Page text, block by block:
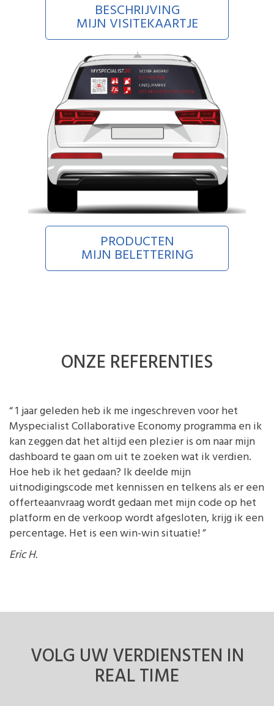
BESCHRIJVING
MIJN VISITEKAARTJE
PRODUCTEN
MIJN BELETTERING
ONZE REFERENTIES
“ 1 jaar geleden heb ik me ingeschreven voor het
Myspecialist Collaborative Economy programma en ik
kan zeggen dat het altijd een plezier is om naar mijn
dashboard te gaan om uit te zoeken wat ik verdien.
Hoe heb ik het gedaan? Ik deelde mijn
uitnodigingscode met kennissen en telkens als er een
offerteaanvraag wordt gedaan met mijn code op het
platform en de verkoop wordt afgesloten, krijg ik een
percentage. Het is een win-win situatie! ”
Eric H.
VOLG UW VERDIENSTEN IN
REAL TIME